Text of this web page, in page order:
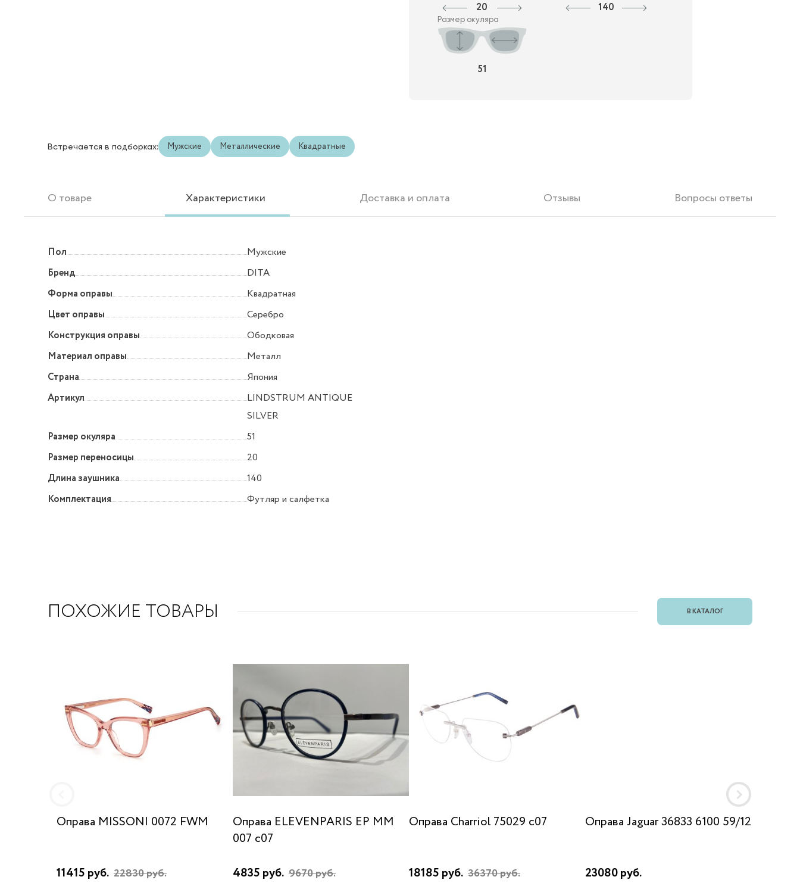
20 140
Размер окуляра
51
Встречается в подборках: Мужские Металлические Квадратные
О товаре Характеристики Доставка и оплата Отзывы Вопросы ответы
Пол
Мужские
Бренд
DITA
Форма оправы
Квадратная
Цвет оправы
Серебро
Конструкция оправы
Ободковая
Материал оправы
Металл
Страна
Япония
Артикул
LINDSTRUM ANTIQUE
SILVER
Размер окуляра
51
Размер переносицы
20
Длина заушника
140
Комплектация
Футляр и салфетка
ПОХОЖИЕ ТОВАРЫ В КАТАЛОГ
Оправа MISSONI 0072 FWM
11415 руб. 22830 руб.
Оправа ELEVENPARIS EP MM
007 c07
4835 руб. 9670 руб.
Оправа Charriol 75029 c07
18185 руб. 36370 руб.
Оправа Jaguar 36833 6100 59/12
23080 руб.